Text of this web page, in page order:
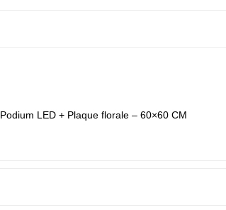
Podium LED + Plaque florale – 60×60 CM